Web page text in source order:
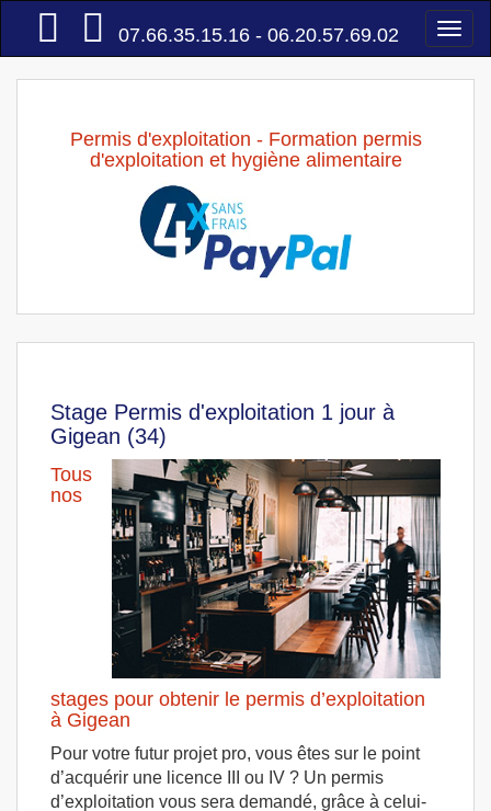
Accueil
07.66.35.15.16 - 06.20.57.69.02
Permis d'exploitation - Formation permis
d'exploitation et hygiène alimentaire
Stage Permis d'exploitation 1 jour à
Gigean (34)
Tous
nos
stages pour obtenir le permis d’exploitation
à Gigean
Pour votre futur projet pro, vous êtes sur le point
d’acquérir une licence III ou IV ? Un permis
d’exploitation vous sera demandé, grâce à celui-